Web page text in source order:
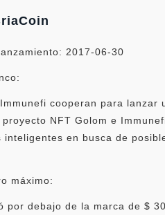
2017-06-30
cooperan para
NFT Golom e
inteligentes en busca de
máximo:
por debajo de la marca de $